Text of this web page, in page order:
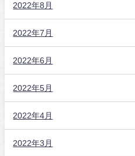
2022年8月
2022年7月
2022年6月
2022年5月
2022年4月
2022年3月